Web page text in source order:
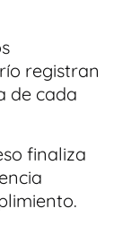
registran
de cada
finaliza